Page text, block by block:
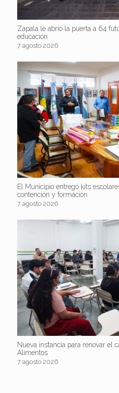
Zapala le abrió la puerta a 64
educación
7 agosto 2026
El Municipio entregó kits
contención y formación
7 agosto 2026
Nueva instancia para renovar el
Alimentos
7 agosto 2026